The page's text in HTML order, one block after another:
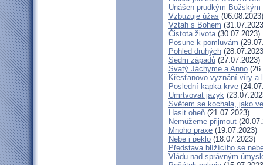
Unášen prudkým Božským
Vzbuzuje úžas (06.08.2023)
Vztah s Bohem
Čistota života(30.07.2023)
Posune k pomluvám
Pohled druhých
Sedm západů (27.07.2023)
Svatý Jáchyme a Anno
Křesťanovo vyznání víry a
Poslední kapka krve
Umrtvovat jazyk
Světem se kochala, jako
Hasit oheň (21.07.2023)
Nemůžeme přijmout
Mnoho praxe (19.07.2023)
Nebe i peklo (18.07.2023)
Představa blížícího se
Vládu nad správným